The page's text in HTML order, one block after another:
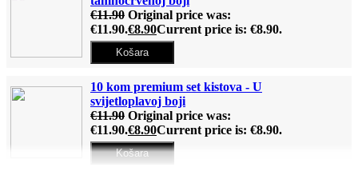
€11.90 Original price was:
€11.90.€8.90Current price is: €8.90.
Košara
10 kom premium set kistova - U
svijetloplavoj boji
€11.90 Original price was:
€11.90.€8.90Current price is: €8.90.
Košara